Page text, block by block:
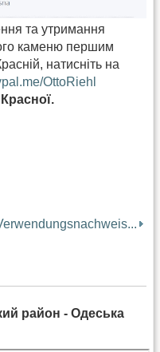
та утримання
каменю першим
натисніть на
OttoRiehl
район - Одеська